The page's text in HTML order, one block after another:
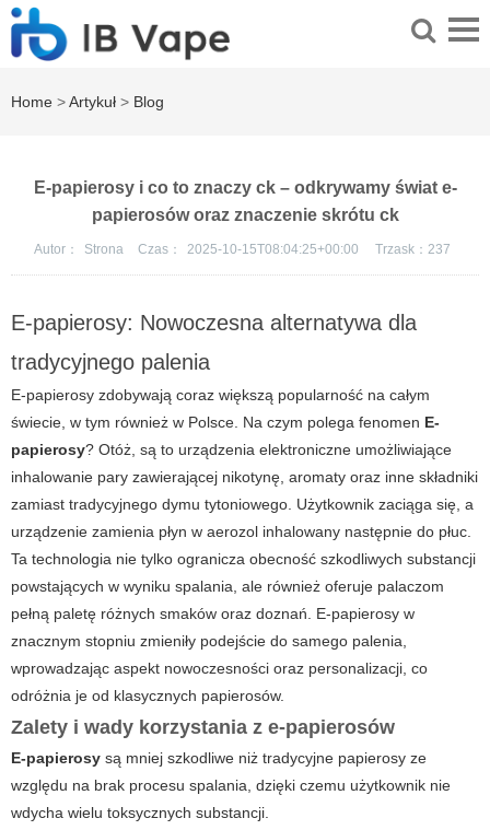
Home >Artykuł > Blog
E-papierosy i co to znaczy ck – odkrywamy świat e-
papierosów oraz znaczenie skrótu ck
Autor： Strona Czas： 2025-10-15T08:04:25+00:00 Trzask： 237
E-papierosy: Nowoczesna alternatywa dla
tradycyjnego palenia
E-papierosy zdobywają coraz większą popularność na całym
świecie, w tym również w Polsce. Na czym polega fenomen E-
papierosy? Otóż, są to urządzenia elektroniczne umożliwiające
inhalowanie pary zawierającej nikotynę, aromaty oraz inne składniki
zamiast tradycyjnego dymu tytoniowego. Użytkownik zaciąga się, a
urządzenie zamienia płyn w aerozol inhalowany następnie do płuc.
Ta technologia nie tylko ogranicza obecność szkodliwych substancji
powstających w wyniku spalania, ale również oferuje palaczom
pełną paletę różnych smaków oraz doznań. E-papierosy w
znacznym stopniu zmieniły podejście do samego palenia,
wprowadzając aspekt nowoczesności oraz personalizacji, co
odróżnia je od klasycznych papierosów.
Zalety i wady korzystania z e-papierosów
E-papierosy są mniej szkodliwe niż tradycyjne papierosy ze
względu na brak procesu spalania, dzięki czemu użytkownik nie
wdycha wielu toksycznych substancji.